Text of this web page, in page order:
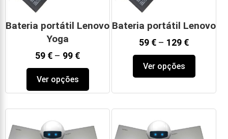
Bateria portátil Lenovo
Yoga
59 € – 99 €
Ver opções
Bateria portátil Lenovo
59 € – 129 €
Ver opções